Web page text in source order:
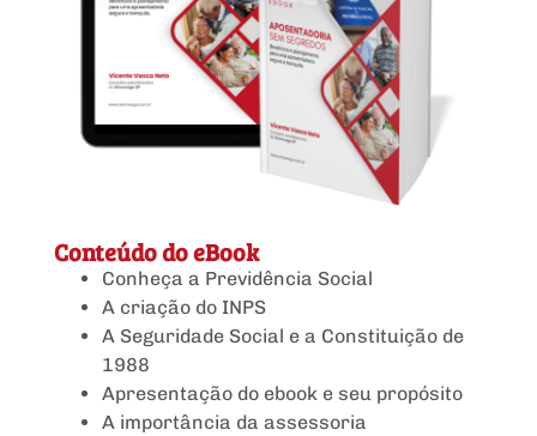
Conteúdo do eBook
Conheça a Previdência Social
A criação do INPS
A Seguridade Social e a Constituição de
1988
Apresentação do ebook e seu propósito
A importância da assessoria